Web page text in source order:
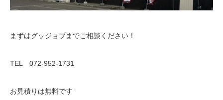
まずはグッジョブまでご相談ください！
TEL 072-952-1731
お見積りは無料です